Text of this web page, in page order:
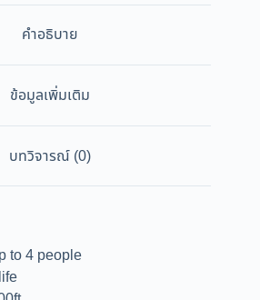
คำอธิบาย
ข้อมูลเพิ่มเติม
บทวิจารณ์ (0)
to 4 people